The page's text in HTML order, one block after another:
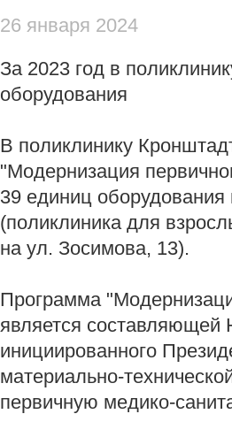
26 января 2024
За 2023 год в
оборудования
В поликлинику
"Модернизация
39 единиц
(поликлиника для
на ул. Зосимова, 13).
Программа
является составляющей
инициированного
материально-
первичную медико-